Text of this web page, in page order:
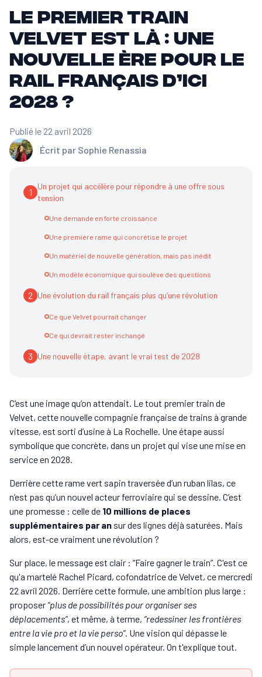
Le premier train
Velvet est là : une
nouvelle ère pour le
rail français d’ici
2028 ?
Écrit par Sophie Renassia
Publié le 22 avril 2026
1
Un projet qui accélère pour répondre à une offre sous
tension
Une demande en forte croissance
Une première rame qui concrétise le projet
Un matériel de nouvelle génération, mais pas inédit
Un modèle économique qui soulève des questions
2 Une évolution du rail français plus qu’une révolution
Ce que Velvet pourrait changer
Ce qui devrait rester inchangé
3 Une nouvelle étape, avant le vrai test de 2028
C’est une image qu’on attendait. Le tout premier train de
Velvet, cette nouvelle compagnie française de trains à grande
vitesse, est sorti d’usine à La Rochelle. Une étape aussi
symbolique que concrète, dans un projet qui vise une mise en
service en 2028.
Derrière cette rame vert sapin traversée d’un ruban lilas, ce
n’est pas qu’un nouvel acteur ferroviaire qui se dessine. C’est
une promesse : celle de 10 millions de places
supplémentaires par an sur des lignes déjà saturées. Mais
alors, est-ce vraiment une révolution ?
Sur place, le message est clair : “Faire gagner le train”. C'est ce
qu'a martelé Rachel Picard, cofondatrice de Velvet, ce mercredi
22 avril 2026. Derrière cette formule, une ambition plus large :
proposer“plus de possibilités pour organiser ses
déplacements”, et même, à terme, “redessiner les frontières
entre la vie pro et la vie perso”. Une vision qui dépasse le
simple lancement d’un nouvel opérateur. On t'explique tout.